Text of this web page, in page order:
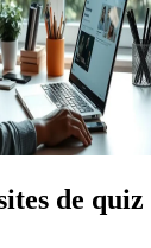
de quiz